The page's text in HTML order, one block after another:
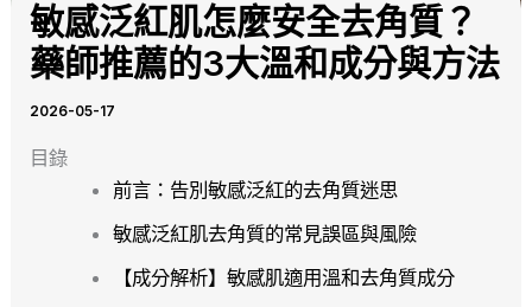
敏感泛紅肌怎麼安全去角質？
藥師推薦的3大溫和成分與方法
2026-05-17
目錄
前言：告別敏感泛紅的去角質迷思
敏感泛紅肌去角質的常見誤區與風險
【成分解析】敏感肌適用溫和去角質成分